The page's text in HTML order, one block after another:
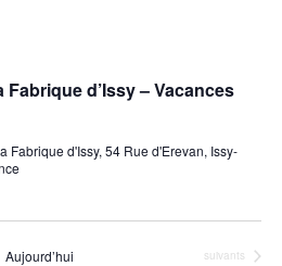
Fabrique d’Issy – Vacances
Fabrique d'Issy, 54 Rue d'Erevan, Issy-
Aujourd’hui Évènements
suivants